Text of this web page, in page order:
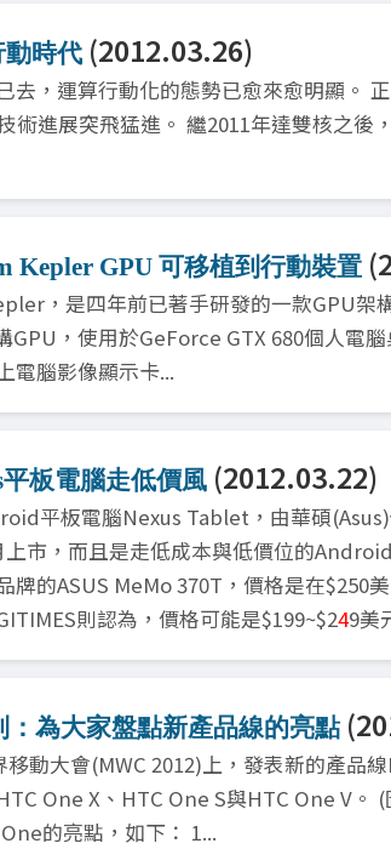
時代(2012.03.26)
去，運算行動化的態勢已愈來愈明顯。
術進展突飛猛進。 繼2011年達雙核之後
Kepler GPU 可移植到行動裝置
，是四年前已著手研發的一款GPU架
，使用於GeForce GTX 680個人電
電腦影像顯示卡...
平板電腦走低價風(2012.03.22)
平板電腦Nexus Tablet，由華碩
市，而且是走低成本與低價位的
牌的ASUS MeMo 370T，價格是在$250
則認為，價格可能是$199~$249美
：為大家盤點新產品線的亮點
移動大會(MWC 2012)上，發表新的產品
One X、HTC One S與HTC One V。
的亮點，如下： 1...